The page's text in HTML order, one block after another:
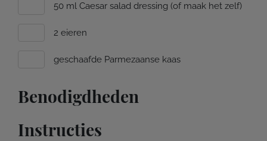
50 ml Caesar salad dressing (of maak het zelf)
2 eieren
geschaafde Parmezaanse kaas
Benodigdheden
Instructies